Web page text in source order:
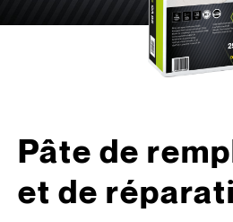
Pâte de
et de